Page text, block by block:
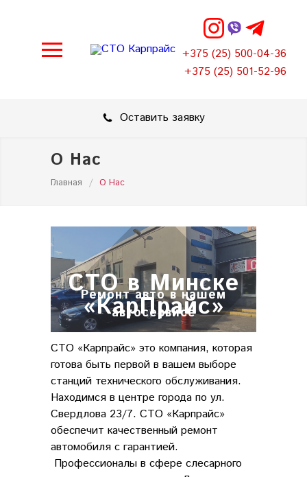
+375 (25) 500-04-36
+375 (25) 501-52-96
Оставить заявку
О Нас
Главная / О Нас
СТО в Минске
«КарПрайс»
Ремонт авто в нашем
автосервисе
СТО «Карпрайс» это компания, которая
готова быть первой в вашем выборе
станций технического обслуживания.
Находимся в центре города по ул.
Свердлова 23/7. СТО «Карпрайс»
обеспечит качественный ремонт
автомобиля с гарантией.
Профессионалы в сфере слесарного